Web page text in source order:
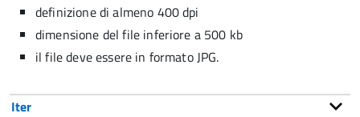
definizione di almeno 400 dpi
dimensione del file inferiore a 500 kb
il file deve essere in formato JPG.
Iter